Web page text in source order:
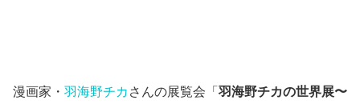
漫画家・ 羽海野チカ さんの展覧会「羽海野チカの世界展〜